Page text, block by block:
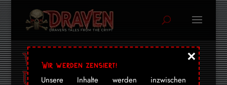
Wuhan im Berner
Oberland: Labor Spiez,
Wir werden zensiert!
Unsere Inhalte werden inzwischen
×